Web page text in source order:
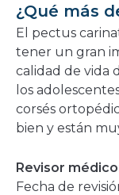
¿Qué más
El pectus
tener un gran
calidad de vida
los
corsés
bien y están
Revisor
Fecha de